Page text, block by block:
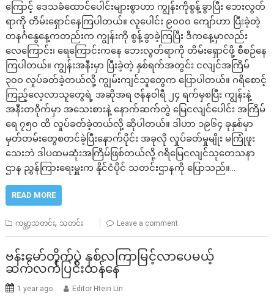
ကြောင့် ဒေသခံထောင်ပေါင်းများစွာဟာ ကျွန်းကိုစွန့်ခွာပြီး ဘေးလွတ်
ရာကို တိမ်းရှောင်နေကြပါတယ်။ လူပေါင်း ၉၀၀၀ ကျော်ဟာ ပြီးခဲ့တဲ့
တနင်္ဂနွေနေ့ကတည်းက ကျွန်းကို စွန့်ခွာခဲ့ကြပြီး ဒီကနေ့မှာလည်း
လေကြောင်း၊ ရေကြောင်းကနေ ဘေးလွတ်ရာကို တိမ်းရှောင်ဖို့ စီစဉ်နေ
ကြပါတယ်။ ကျွန်းအနီးမှာ ပြီးခဲ့တဲ့ နှစ်ရက်အတွင်း ငလျင်အကြိမ်
၃၀၀ လှုပ်ခတ်ခဲ့တယ်လို့ ကျွမ်းကျင်သူတွေက ပြောပါတယ်။ ဂရိစောင့်
ကြည့်လေ့လာသူတွေရဲ့ အဆိုအရ ဇန်နဝါရီ ၂၄ ရက်မှစပြီး ကျွန်းနဲ့
အနီးတဝိုက်မှာ အသေးစားနဲ့ နောက်ဆက်တွဲ မြေငလျင်ပေါင်း အကြိမ်
ရေ ၇၅၀ ထိ လှုပ်ခတ်ခဲ့တယ်လို့ ဆိုပါတယ်။ ဒါဟာ ၁၉၆၄ ခုနှစ်မှာ
မှတ်တမ်းတွေစတင်ခဲ့ပြီးနောက်ပိုင်း အခုလို လှုပ်ခတ်မှုမျိုး မကြုံဖူး
သေးဘဲ ဒါပထမဆုံးအကြိမ်ဖြစ်တယ်လို့ ဂရိမြေငလျင်သုတေသနာ
ဌာန ညွှန်ကြားရေးမှူးက နိုင်ငံပိုင် သတင်းဌာနကို ပြောသည်။…
READ MORE
ကမ္ဘာ့သတင်း, သတင်း Leave a comment
ဗန်းမော်တိုက်ပွဲ နှစ်လ​ကြာ​မြင့်လာပေမယ့်
ဆက်လက်ပြင်းထန်နေ
1 year ago Editor Htein Lin